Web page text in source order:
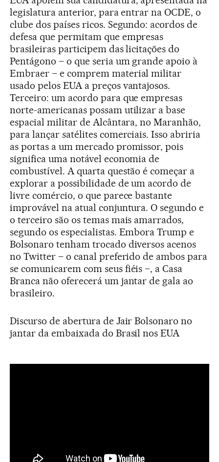
legislatura anterior, para entrar na OCDE, o
clube dos países ricos. Segundo: acordos de
defesa que permitam que empresas
brasileiras participem das licitações do
Pentágono – o que seria um grande apoio à
Embraer – e comprem material militar
usado pelos EUA a preços vantajosos.
Terceiro: um acordo para que empresas
norte-americanas possam utilizar a base
espacial militar de Alcântara, no Maranhão,
para lançar satélites comerciais. Isso abriria
as portas a um mercado promissor, pois
significa uma notável economia de
combustível. A quarta questão é começar a
explorar a possibilidade de um acordo de
livre comércio, o que parece bastante
improvável na atual conjuntura. O segundo e
o terceiro são os temas mais amarrados,
segundo os especialistas. Embora Trump e
Bolsonaro tenham trocado diversos acenos
no Twitter – o canal preferido de ambos para
se comunicarem com seus fiéis –, a Casa
Branca não oferecerá um jantar de gala ao
brasileiro.
Discurso de abertura de Jair Bolsonaro no
jantar da embaixada do Brasil nos EUA